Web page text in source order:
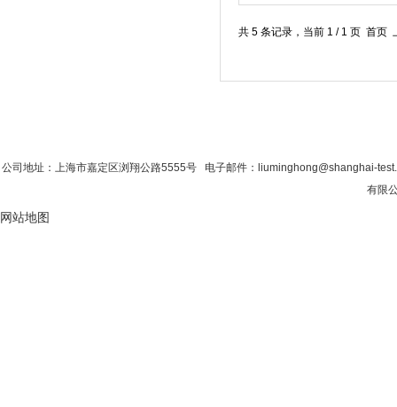
共 5 条记录，当前 1 / 1 页
公司地址：上海市嘉定区浏翔公路5555号 电子邮件：liuminghong@shanghai-
有限
网站地图